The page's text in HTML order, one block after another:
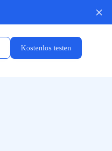
Kostenlos testen